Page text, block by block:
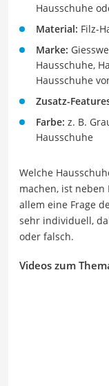
Hausschuhe
Material: Filz-
Marke:
Hausschuhe,
Hausschuhe
Zusatz-
Farbe: z. B.
Hausschuhe
Welche
machen, ist
allem eine Frage
sehr individuell,
oder falsch.
Videos zum